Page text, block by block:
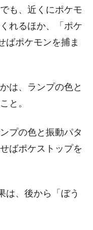
も、近くにポケモ
れるほか、「ポケ
ばポケモンを捕ま
は、ランプの色と
と。
プの色と振動パタ
ばポケストップを
は、後から「ぼう